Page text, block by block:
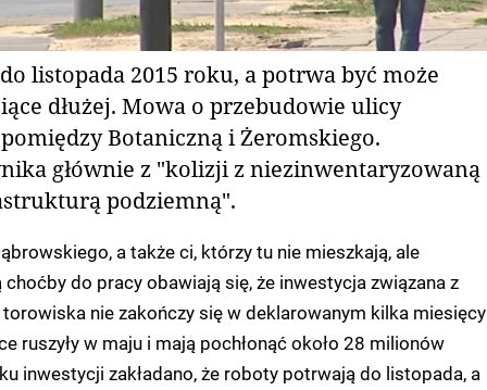
listopada 2015 roku, a potrwa być może
dłużej. Mowa o przebudowie ulicy
Botaniczną i Żeromskiego.
głównie z "kolizji z niezinwentaryzowaną
podziemną".
a także ci, którzy tu nie mieszkają, ale
do pracy obawiają się, że inwestycja związana z
nie zakończy się w deklarowanym kilka miesięcy
ruszyły w maju i mają pochłonąć około 28 milionów
inwestycji zakładano, że roboty potrwają do listopada, a